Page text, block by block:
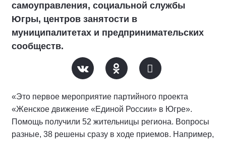
самоуправления, социальной службы
Югры, центров занятости в
муниципалитетах и предпринимательских
сообществ.
«Это первое мероприятие партийного проекта
«Женское движение «Единой России» в Югре».
Помощь получили 52 жительницы региона. Вопросы
разные, 38 решены сразу в ходе приемов. Например,